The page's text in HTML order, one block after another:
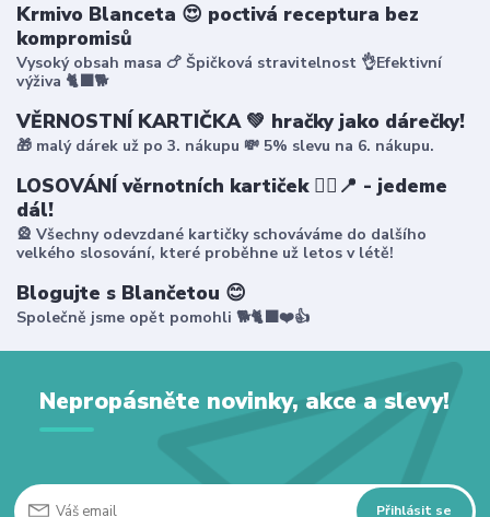
Krmivo Blanceta 😍 poctivá receptura bez
kompromisů
Vysoký obsah masa 🍗 Špičková stravitelnost 👌Efektivní
výživa 🐈‍⬛🐕
VĚRNOSTNÍ KARTIČKA 💚 hračky jako dárečky!
🎁 malý dárek už po 3. nákupu 💸 5% slevu na 6. nákupu.
LOSOVÁNÍ věrnotních kartiček 🤸‍♀️📍 - jedeme
dál!
🎡 Všechny odevzdané kartičky schováváme do dalšího
velkého slosování, které proběhne už letos v létě!
Blogujte s Blančetou 😊
Společně jsme opět pomohli 🐕🐈‍⬛❤️👍
Nepropásněte novinky, akce a slevy!
Přihlásit se